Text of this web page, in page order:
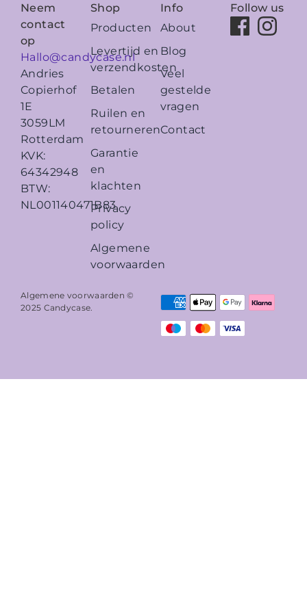
Neem
contact
op
Hallo@candycase.nl
Andries
Copierhof
1E
3059LM
Rotterdam
KVK:
64342948
BTW:
NL001140471B83
Shop
Producten
Levertijd en
verzendkosten
Betalen
Ruilen en
retourneren
Garantie
en
klachten
Privacy
policy
Algemene
voorwaarden
Info
About
Blog
Veel
gestelde
vragen
Contact
Follow us
Algemene voorwaarden ©
2025 Candycase.